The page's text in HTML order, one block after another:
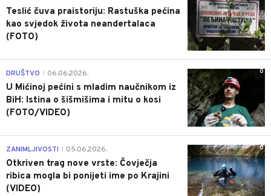
Teslić čuva praistoriju: Rastuška pećina
kao svjedok života neandertalaca
(FOTO)
0
DRUŠTVO 06.06.2026.
U Mićinoj pećini s mladim naučnikom iz
BiH: Istina o šišmišima i mitu o kosi
(FOTO/VIDEO)
0
ZANIMLJIVOSTI 05.06.2026.
Otkriven trag nove vrste: Čovječja
ribica mogla bi ponijeti ime po Krajini
(VIDEO)